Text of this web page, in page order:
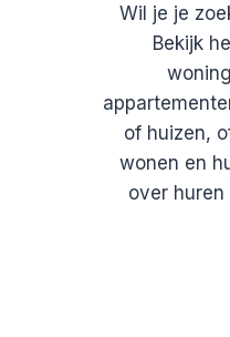
Wil je je
Bekijk
of huizen,
wonen en
over huren